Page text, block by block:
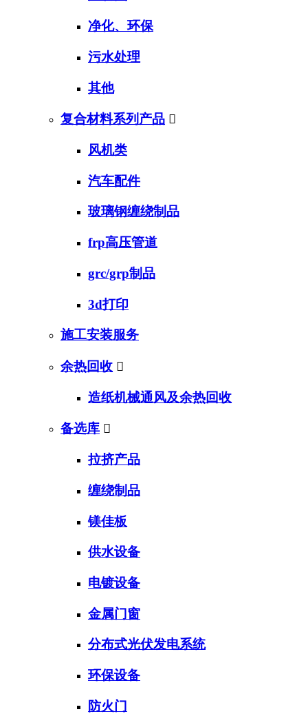
净化、环保
污水处理
其他
复合材料系列产品 
风机类
汽车配件
玻璃钢缠绕制品
frp高压管道
grc/grp制品
3d打印
施工安装服务
余热回收 
造纸机械通风及余热回收
备选库 
拉挤产品
缠绕制品
镁佳板
供水设备
电镀设备
金属门窗
分布式光伏发电系统
环保设备
防火门